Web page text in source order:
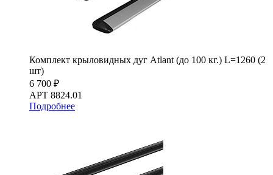
Комплект крыловидных дуг Atlant (до 100 кг.) L=1260 (2
шт)
6 700 ₽
АРТ 8824.01
Подробнее